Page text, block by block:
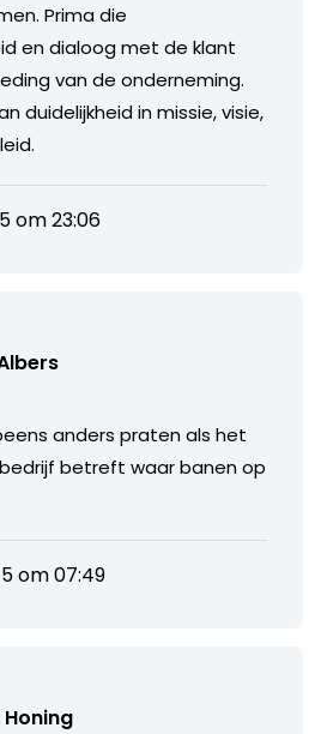
Prima die
en dialoog met de klant
van de onderneming.
duidelijkheid in missie, visie,
om 23:06
anders praten als het
betreft waar banen op
om 07:49